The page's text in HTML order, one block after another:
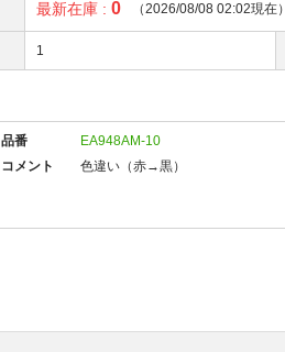
最新在庫 :0 （2026/08/08 02:02現在）
1
品番
EA948AM-10
コメント
色違い（赤→黒）